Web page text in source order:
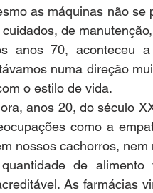
as máquinas não se
cuidados, de
anos 70, aconteceu
numa direção
o estilo de vida.
anos 20, do século
como a
nossos cachorros,
de
As farmácias